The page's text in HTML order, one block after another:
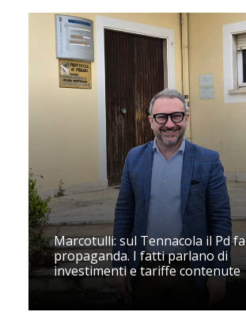
Marcotulli: sul Tennacola il Pd fa
propaganda. I fatti parlano di
investimenti e tariffe contenute